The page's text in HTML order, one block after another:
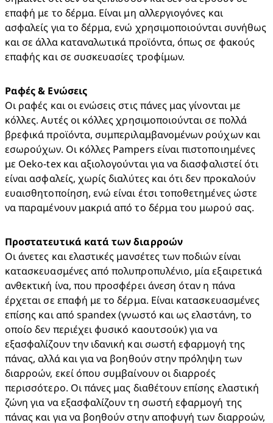
επαφή με το δέρμα. Είναι μη αλλεργιογόνες και
ασφαλείς για το δέρμα, ενώ χρησιμοποιούνται συνήθως
και σε άλλα καταναλωτικά προϊόντα, όπως σε φακούς
επαφής και σε συσκευασίες τροφίμων.
Ραφές & Ενώσεις
Οι ραφές και οι ενώσεις στις πάνες μας γίνονται με
κόλλες. Αυτές οι κόλλες χρησιμοποιούνται σε πολλά
βρεφικά προϊόντα, συμπεριλαμβανομένων ρούχων και
εσωρούχων. Οι κόλλες Pampers είναι πιστοποιημένες
με Oeko-tex και αξιολογούνται για να διασφαλιστεί ότι
είναι ασφαλείς, χωρίς διαλύτες και ότι δεν προκαλούν
ευαισθητοποίηση, ενώ είναι έτσι τοποθετημένες ώστε
να παραμένουν μακριά από το δέρμα του μωρού σας.
Προστατευτικά κατά των διαρροών
Οι άνετες και ελαστικές μανσέτες των ποδιών είναι
κατασκευασμένες από πολυπροπυλένιο, μία εξαιρετικά
ανθεκτική ίνα, που προσφέρει άνεση όταν η πάνα
έρχεται σε επαφή με το δέρμα. Είναι κατασκευασμένες
επίσης και από spandex (γνωστό και ως ελαστάνη, το
οποίο δεν περιέχει φυσικό καουτσούκ) για να
εξασφαλίζουν την ιδανική και σωστή εφαρμογή της
πάνας, αλλά και για να βοηθούν στην πρόληψη των
διαρροών, εκεί όπου συμβαίνουν οι διαρροές
περισσότερο. Οι πάνες μας διαθέτουν επίσης ελαστική
ζώνη για να εξασφαλίζουν τη σωστή εφαρμογή της
πάνας και για να βοηθούν στην αποφυγή των διαρροών,